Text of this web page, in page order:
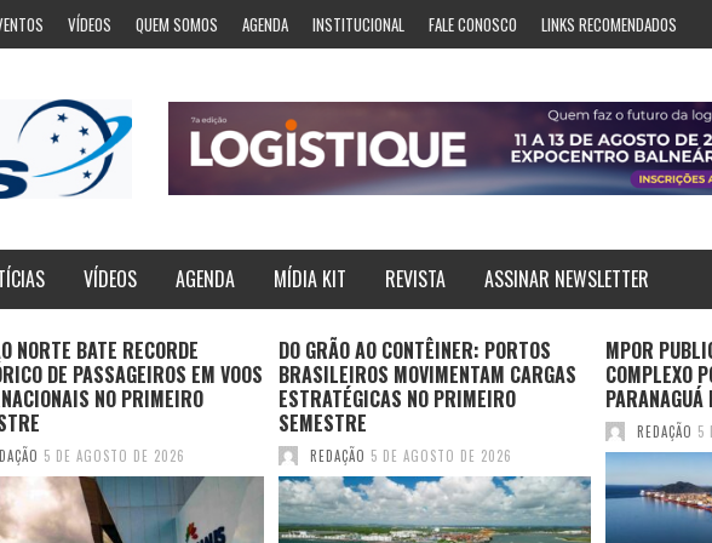
VÍDEOS QUEM SOMOS AGENDA INSTITUCIONAL FALE CONOSCO LINKS RECOMENDADOS
VÍDEOS AGENDA MÍDIA KIT REVISTA ASSINAR NEWSLETTER
NORTE BATE RECORDE
DE PASSAGEIROS EM VOOS
NO PRIMEIRO
5 DE AGOSTO DE 2026
DO GRÃO AO CONTÊINER: PORTOS
BRASILEIROS MOVIMENTAM CARGAS
ESTRATÉGICAS NO PRIMEIRO
SEMESTRE
REDAÇÃO 5 DE AGOSTO DE 2026
MPOR
COMPLEXO
REDAÇÃO 5